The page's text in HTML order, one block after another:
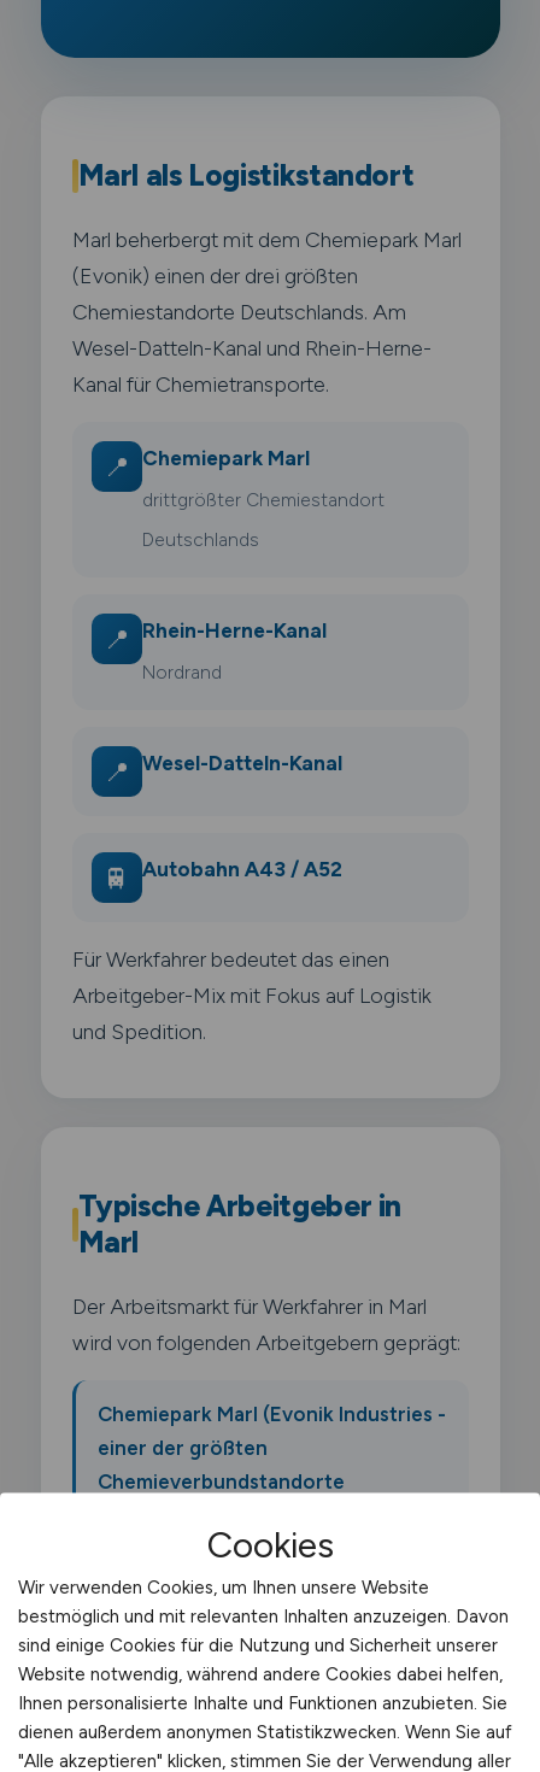
Marl als Logistikstandort
Marl beherbergt mit dem Chemiepark Marl
(Evonik) einen der drei größten
Chemiestandorte Deutschlands. Am
Wesel-Datteln-Kanal und Rhein-Herne-
Kanal für Chemietransporte.
📍 Chemiepark Marl
drittgrößter Chemiestandort
Deutschlands
📍 Rhein-Herne-Kanal
Nordrand
📍 Wesel-Datteln-Kanal
🚆 Autobahn A43 / A52
Für Werkfahrer bedeutet das einen
Arbeitgeber-Mix mit Fokus auf Logistik
und Spedition.
Typische Arbeitgeber in
Marl
Der Arbeitsmarkt für Werkfahrer in Marl
wird von folgenden Arbeitgebern geprägt:
Chemiepark Marl (Evonik Industries -
einer der größten
Chemieverbundstandorte
Ineos Oligomers
Oxea (jetzt OQ Chemicals)
Sasol
Cookies
Wir verwenden Cookies, um Ihnen unsere Website
bestmöglich und mit relevanten Inhalten anzuzeigen. Davon
sind einige Cookies für die Nutzung und Sicherheit unserer
Website notwendig, während andere Cookies dabei helfen,
Ihnen personalisierte Inhalte und Funktionen anzubieten. Sie
dienen außerdem anonymen Statistikzwecken. Wenn Sie auf
"Alle akzeptieren" klicken, stimmen Sie der Verwendung aller